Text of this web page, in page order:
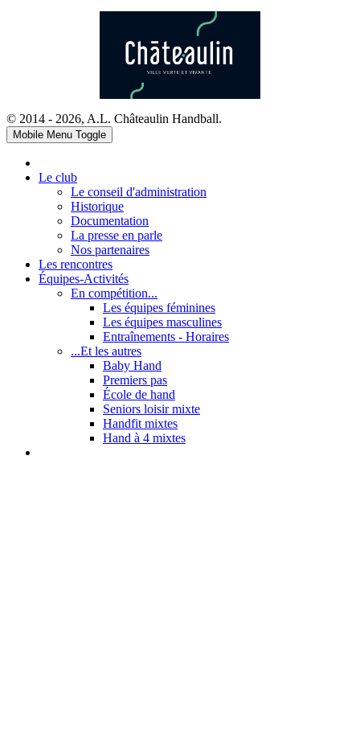
© 2014 - 2026, A.L. Châteaulin Handball.
Mobile Menu Toggle
Le club
Le conseil d'administration
Historique
Documentation
La presse en parle
Nos partenaires
Les rencontres
Équipes-Activités
En compétition...
Les équipes féminines
Les équipes masculines
Entraînements - Horaires
...Et les autres
Baby Hand
Premiers pas
École de hand
Seniors loisir mixte
Handfit mixtes
Hand à 4 mixtes